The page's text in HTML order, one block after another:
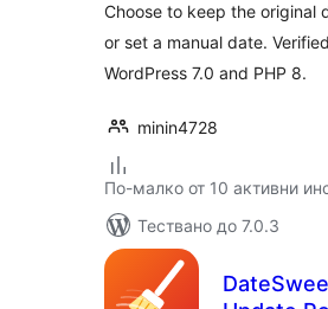
Choose to keep the original
or set a manual date.
WordPress 7.0 and PHP 8.
minin4728
По-малко от 10 активни
Тествано до 7.0.3